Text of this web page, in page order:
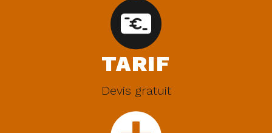
TARIF
Devis gratuit